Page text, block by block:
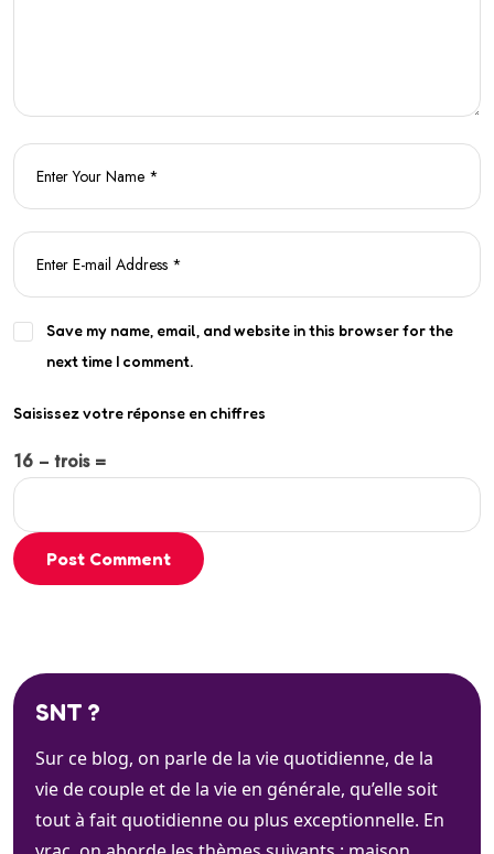
Save my name, email, and website in this browser for the
next time I comment.
Saisissez votre réponse en chiffres
16 − trois =
Post Comment
SNT ?
Sur ce blog, on parle de la vie quotidienne, de la
vie de couple et de la vie en générale, qu’elle soit
tout à fait quotidienne ou plus exceptionnelle. En